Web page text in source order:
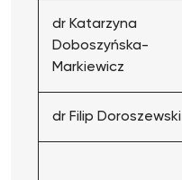
dr Katarzyna
Doboszyńska-
Markiewicz
dr Filip Doroszewski